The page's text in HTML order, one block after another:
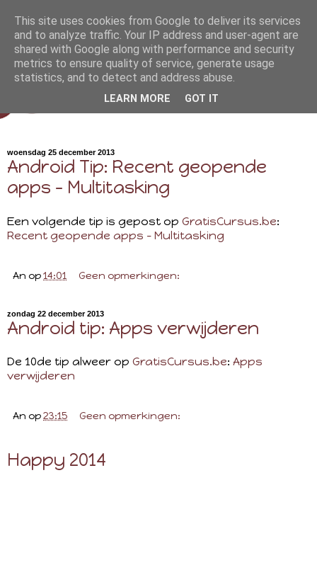
woensdag 25 december 2013
Android Tip: Recent geopende
apps - Multitasking
Een volgende tip is gepost op GratisCursus.be:
Recent geopende apps - Multitasking
An op14:01 Geen opmerkingen:
zondag 22 december 2013
Android tip: Apps verwijderen
De 10de tip alweer op GratisCursus.be: Apps
verwijderen
An op23:15 Geen opmerkingen:
Happy 2014
This site uses cookies from Google to deliver its services
and to analyze traffic. Your IP address and user-agent are
shared with Google along with performance and security
metrics to ensure quality of service, generate usage
statistics, and to detect and address abuse.
LEARN MORE GOT IT